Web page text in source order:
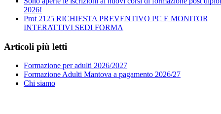
2026!
Prot 2125 RICHIESTA PREVENTIVO PC E MONITOR
INTERATTIVI SEDI FORMA
Articoli più letti
Formazione per adulti 2026/2027
Formazione Adulti Mantova a pagamento 2026/27
Chi siamo